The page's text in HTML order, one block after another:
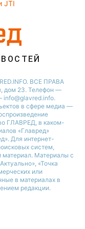
JTI
ВСЕ ПРАВА
дом 23. Телефон —
info@glavred.info.
в сфере медиа —
ГЛАВРЕД, в каком-
«Главред»
Для интернет-
систем,
материал. Материалы с
«Точка
или
в материалах в
редакции.